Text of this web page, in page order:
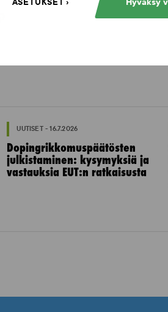
Hyväksy
UUTISET - 16.7.2026
Dopingrikkomuspäätösten
julkistaminen: kysymyksiä ja
vastauksia EUT:n ratkaisusta